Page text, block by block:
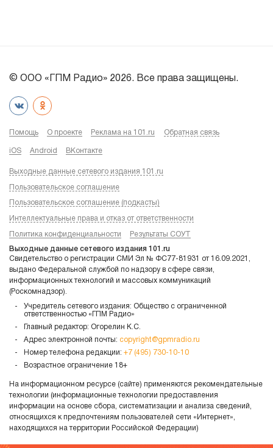
© ООО «ГПМ Радио» 2026. Все права защищены.
Помощь О проекте Реклама на 101.ru Обратная связь
iOS Android ВКонтакте
Выходные данные сетевого издания 101.ru
Пользовательское соглашение
Пользовательское соглашение (подкасты)
Интеллектуальные права и отказ от ответственности
Политика конфиденциальности Результаты СОУТ
Выходные данные сетевого издания 101.ru
Свидетельство о регистрации СМИ Эл № ФС77-81931 от 16.09.2021,
выдано Федеральной службой по надзору в сфере связи,
информационных технологий и массовых коммуникаций
(Роскомнадзор).
Учредитель сетевого издания: Общество с ограниченной
ответственностью «ГПМ Радио»
Главный редактор: Огорелин К.С.
Адрес электронной почты: copyright@gpmradio.ru
Номер телефона редакции: +7 (495) 730-10-10
Возрастное ограничение 18+
На информационном ресурсе (сайте) применяются рекомендательные
технологии (информационные технологии предоставления
информации на основе сбора, систематизации и анализа сведений,
относящихся к предпочтениям пользователей сети «Интернет»,
находящихся на территории Российской Федерации)